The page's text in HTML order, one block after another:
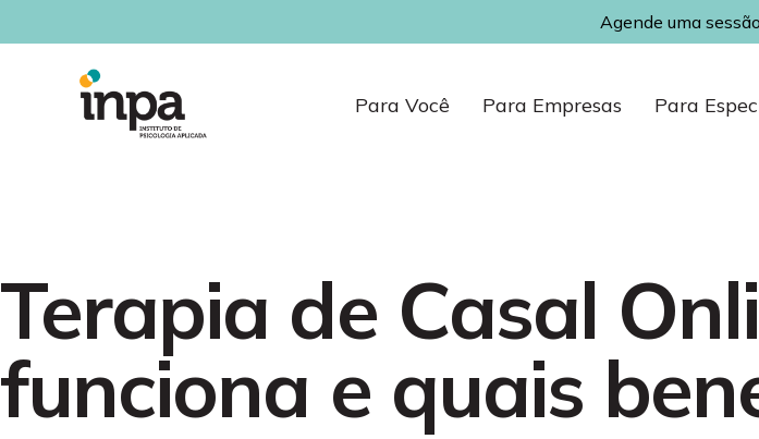
Agende uma
Para Você Para Empresas Para
Terapia de Casal
funciona e quais